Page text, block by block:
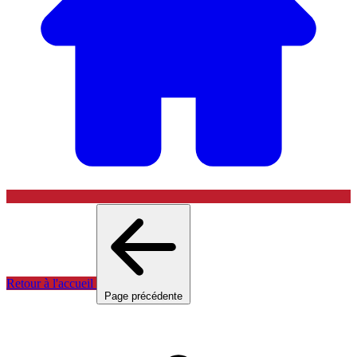
Retour à l'accueil
Page précédente